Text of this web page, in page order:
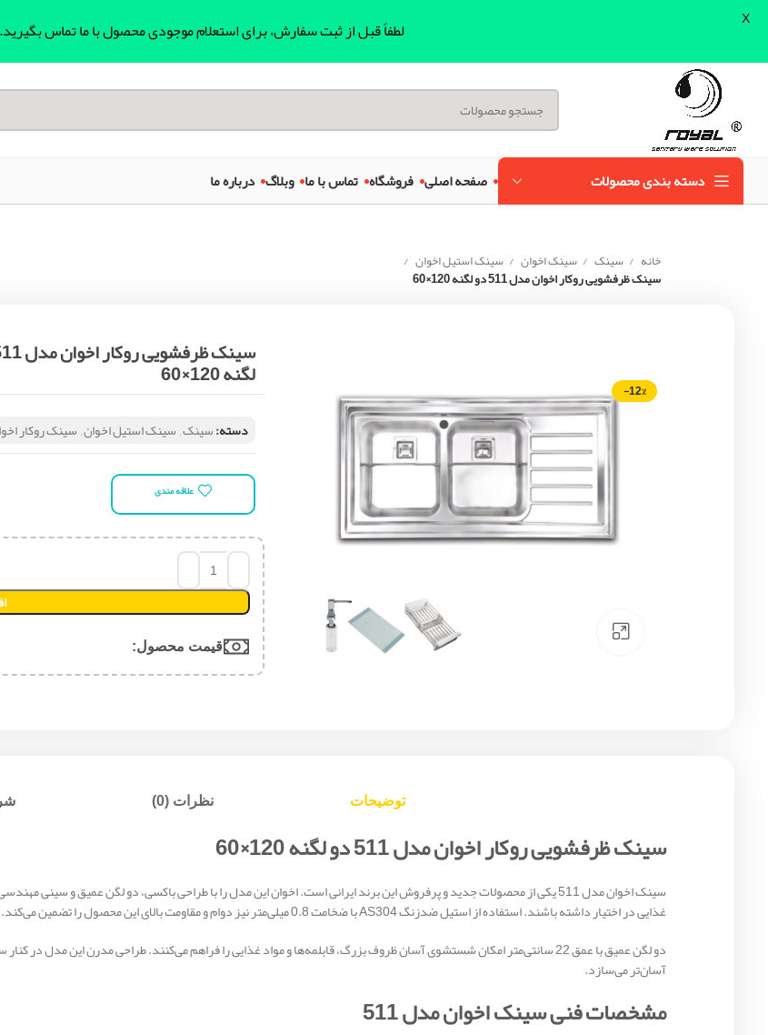
دسته بندی محصولات صفحه اصلی فروشگاه تماس با ما وبلاگ درباره ما
خانه سینک سینک اخوان سینک استیل اخوان
سینک ظرفشویی روکار اخوان مدل 511 دو لگنه 120×60
-12% لگنه 120×60
دسته:سینک,سینک استیل اخوان,سینک روکار
علاقه مندی
قیمت محصول:​
توضیحات نظرات (0)
سینک ظرفشویی روکار اخوان مدل 511 دو لگنه 120×60
سینک اخوان مدل 511 یکی از محصولات جدید و پرفروش این برند ایرانی است. اخوان این مدل را با طراحی باکسی، دو لگن عمیق و
غذایی در اختیار داشته باشند. استفاده از استیل ضدزنگ AS304 با ضخامت 0.8 میلی‌متر نیز دوام و مقاومت بالای این محصول را تضمین می‌کند.
دو لگن عمیق با عمق 22 سانتی‌متر امکان شستشوی آسان ظروف بزرگ، قابلمه‌ها و مواد غذایی را فراهم می‌کنند. طراحی مدرن این مدل
آسان‌تر می‌سازد.
مشخصات فنی سینک اخوان مدل 511
لطفاً قبل از ثبت سفارش، برای استعلام موجودی محصول با ما تماس بگیرید. X